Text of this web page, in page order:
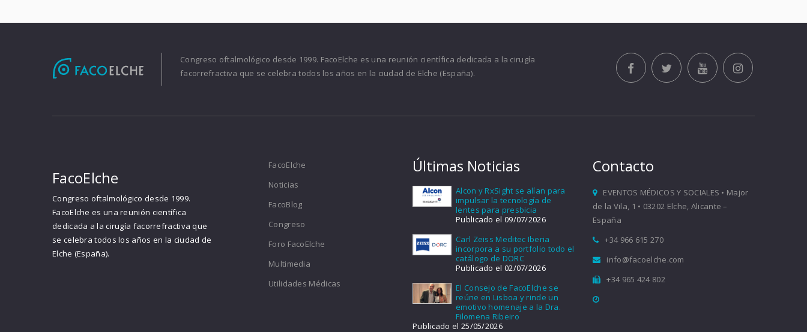
Congreso oftalmológico desde 1999. FacoElche es una reunión científica dedicada a la cirugía
facorrefractiva que se celebra todos los años en la ciudad de Elche (España).
FacoElche
Congreso oftalmológico desde 1999.
FacoElche es una reunión científica
dedicada a la cirugía facorrefractiva que
se celebra todos los años en la ciudad de
Elche (España).
FacoElche
Noticias
FacoBlog
Congreso
Foro FacoElche
Multimedia
Utilidades Médicas
Últimas Noticias
Alcon y RxSight se alían para
impulsar la tecnología de
lentes para presbicia
Publicado el 09/07/2026
Carl Zeiss Meditec Iberia
incorpora a su portfolio todo el
catálogo de DORC
Publicado el 02/07/2026
El Consejo de FacoElche se
reúne en Lisboa y rinde un
emotivo homenaje a la Dra.
Filomena Ribeiro
Publicado el 25/05/2026
Contacto
EVENTOS MÉDICOS Y SOCIALES • Major
de la Vila, 1 • 03202 Elche, Alicante –
España
+34 966 615 270
info@facoelche.com
+34 965 424 802